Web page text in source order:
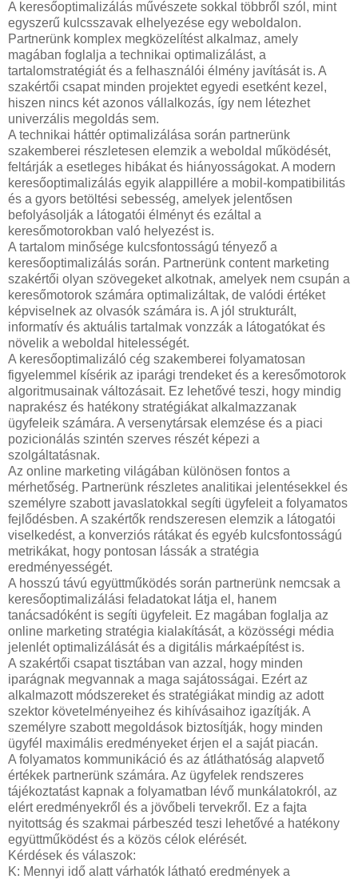
A keresőoptimalizálás művészete sokkal többről szól, mint
egyszerű kulcsszavak elhelyezése egy weboldalon.
Partnerünk komplex megközelítést alkalmaz, amely
magában foglalja a technikai optimalizálást, a
tartalomstratégiát és a felhasználói élmény javítását is. A
szakértői csapat minden projektet egyedi esetként kezel,
hiszen nincs két azonos vállalkozás, így nem létezhet
univerzális megoldás sem.
A technikai háttér optimalizálása során partnerünk
szakemberei részletesen elemzik a weboldal működését,
feltárják a esetleges hibákat és hiányosságokat. A modern
keresőoptimalizálás egyik alappillére a mobil-kompatibilitás
és a gyors betöltési sebesség, amelyek jelentősen
befolyásolják a látogatói élményt és ezáltal a
keresőmotorokban való helyezést is.
A tartalom minősége kulcsfontosságú tényező a
keresőoptimalizálás során. Partnerünk content marketing
szakértői olyan szövegeket alkotnak, amelyek nem csupán a
keresőmotorok számára optimalizáltak, de valódi értéket
képviselnek az olvasók számára is. A jól strukturált,
informatív és aktuális tartalmak vonzzák a látogatókat és
növelik a weboldal hitelességét.
A keresőoptimalizáló cég szakemberei folyamatosan
figyelemmel kísérik az iparági trendeket és a keresőmotorok
algoritmusainak változásait. Ez lehetővé teszi, hogy mindig
naprakész és hatékony stratégiákat alkalmazzanak
ügyfeleik számára. A versenytársak elemzése és a piaci
pozicionálás szintén szerves részét képezi a
szolgáltatásnak.
Az online marketing világában különösen fontos a
mérhetőség. Partnerünk részletes analitikai jelentésekkel és
személyre szabott javaslatokkal segíti ügyfeleit a folyamatos
fejlődésben. A szakértők rendszeresen elemzik a látogatói
viselkedést, a konverziós rátákat és egyéb kulcsfontosságú
metrikákat, hogy pontosan lássák a stratégia
eredményességét.
A hosszú távú együttműködés során partnerünk nemcsak a
keresőoptimalizálási feladatokat látja el, hanem
tanácsadóként is segíti ügyfeleit. Ez magában foglalja az
online marketing stratégia kialakítását, a közösségi média
jelenlét optimalizálását és a digitális márkaépítést is.
A szakértői csapat tisztában van azzal, hogy minden
iparágnak megvannak a maga sajátosságai. Ezért az
alkalmazott módszereket és stratégiákat mindig az adott
szektor követelményeihez és kihívásaihoz igazítják. A
személyre szabott megoldások biztosítják, hogy minden
ügyfél maximális eredményeket érjen el a saját piacán.
A folyamatos kommunikáció és az átláthatóság alapvető
értékek partnerünk számára. Az ügyfelek rendszeres
tájékoztatást kapnak a folyamatban lévő munkálatokról, az
elért eredményekről és a jövőbeli tervekről. Ez a fajta
nyitottság és szakmai párbeszéd teszi lehetővé a hatékony
együttműködést és a közös célok elérését.
Kérdések és válaszok:
K: Mennyi idő alatt várhatók látható eredmények a